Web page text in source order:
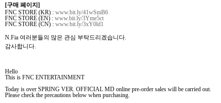
[구매 페이지 ]
FNC STORE (KR) : www.bit.ly/41wSmB6
FNC STORE (EN) : www.bit.ly/3Yme5ct
FNC STORE (CN) : www.bit.ly/3xY0ld1
N.Fia 여러분들의 많은 관심 부탁드리겠습니다.
감사합니다.
Hello
This is FNC ENTERTAINMENT
Today is over SPRING VER. OFFICIAL MD online pre-order sales will be carried out.
Please check the precautions below when purchasing.